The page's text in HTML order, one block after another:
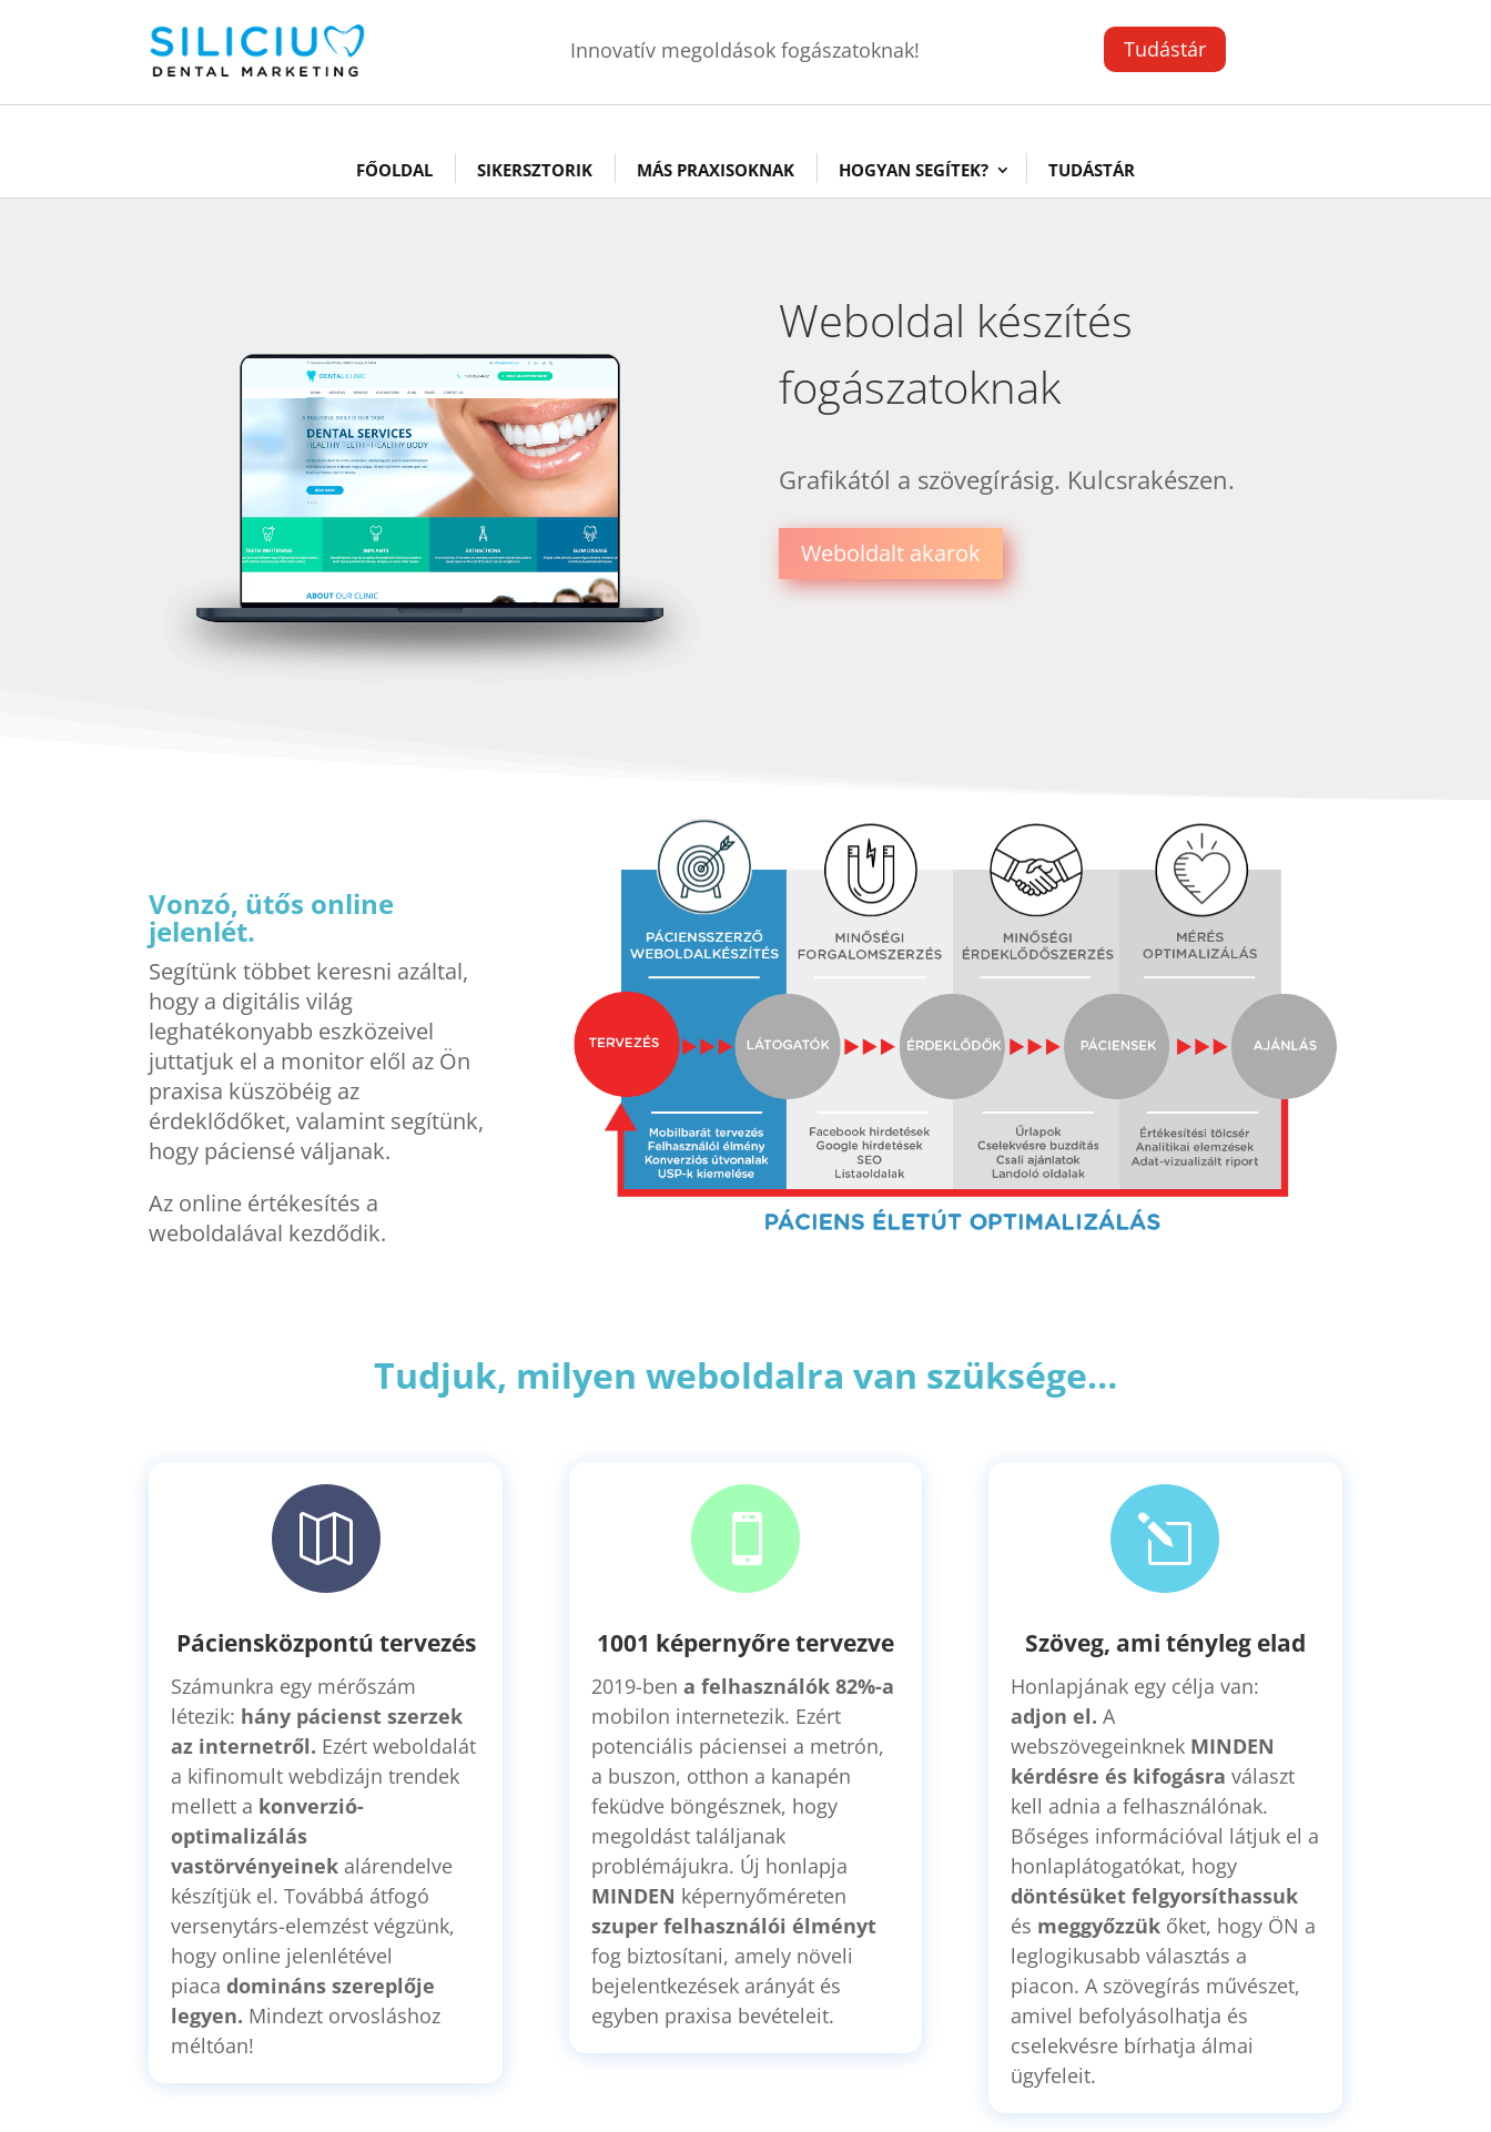
Innovatív megoldások fogászatoknak! Tudástár
FŐOLDAL SIKERSZTORIK MÁS PRAXISOKNAK HOGYAN SEGÍTEK? TUDÁSTÁR
Weboldal készítés
fogászatoknak
Grafikától a szövegírásig. Kulcsrakészen.
Weboldalt akarok
Vonzó, ütős online
jelenlét.
Segítünk többet keresni azáltal,
hogy a digitális világ
leghatékonyabb eszközeivel
juttatjuk el a monitor elől az Ön
praxisa küszöbéig az
érdeklődőket, valamint segítünk,
hogy páciensé váljanak.
Az online értékesítés a
weboldalával kezdődik.
Tudjuk, milyen weboldalra van szüksége…

Páciensközpontú tervezés
Számunkra egy mérőszám
létezik: hány pácienst szerzek
az internetről. Ezért weboldalát
a kifinomult webdizájn trendek
mellett a konverzió-
optimalizálás
vastörvényeinek alárendelve
készítjük el. Továbbá átfogó
versenytárs-elemzést végzünk,
hogy online jelenlétével
piacadomináns szereplője
legyen. Mindezt orvosláshoz
méltóan!

1001 képernyőre tervezve
2019-ben a felhasználók 82%-a
mobilon internetezik. Ezért
potenciális páciensei a metrón,
a buszon, otthon a kanapén
feküdve böngésznek, hogy
megoldást találjanak
problémájukra. Új honlapja
MINDEN képernyőméreten
szuper felhasználói élményt
fog biztosítani, amely növeli
bejelentkezések arányát és
egyben praxisa bevételeit.
l
Szöveg, ami tényleg elad
Honlapjának egy célja van:
adjon el. A
webszövegeinknek MINDEN
kérdésre és kifogásra választ
kell adnia a felhasználónak.
Bőséges információval látjuk el a
honlaplátogatókat, hogy
döntésüket felgyorsíthassuk
és meggyőzzük őket, hogy ÖN a
leglogikusabb választás a
piacon. A szövegírás művészet,
amivel befolyásolhatja és
cselekvésre bírhatja álmai
ügyfeleit.